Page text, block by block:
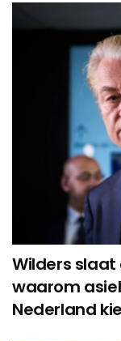
Wilders slaat
waarom
Nederland